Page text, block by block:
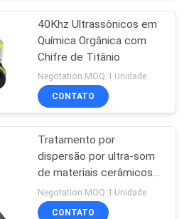
40Khz Ultrassônicos em
Química Orgânica com
Chifre de Titânio
Negotation MOQ:1 Unidade
CONTATO
Tratamento por
dispersão por ultra-som
de materiais cerâmicos
em pó
Negotation MOQ:1 Unidade
CONTATO